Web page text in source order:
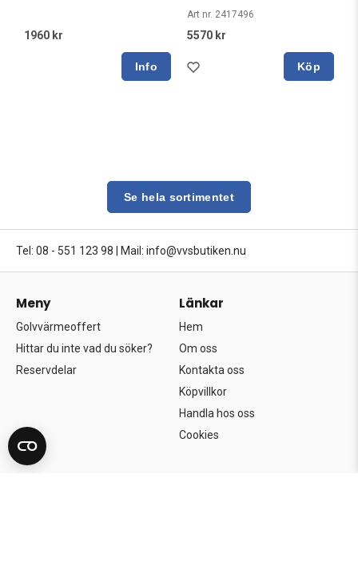
1960 kr
Art nr. 2417496
5570 kr
Köp
Se hela sortimentet
Tel: 08 - 551 123 98 Mail: info@vvsbutiken.nu
Meny
Golvvärmeoffert
Hittar du inte vad du söker?
Reservdelar
Länkar
Hem
Om oss
Kontakta oss
Köpvillkor
Handla hos oss
Cookies